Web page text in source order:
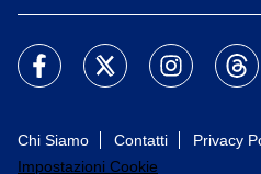
Chi Siamo Contatti Privacy
Impostazioni Cookie